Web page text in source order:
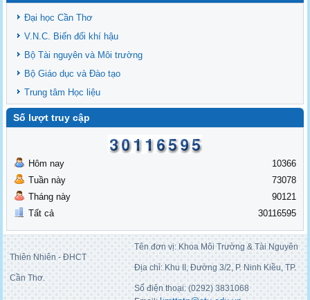
Đại học Cần Thơ
V.N.C. Biến đổi khí hậu
Bộ Tài nguyên và Môi trường
Bộ Giáo dục và Đào tạo
Trung tâm Học liệu
Số lượt truy cập
Hôm nay
Tuần này
Tháng này
Tất cả
10366
73078
90121
30116595
Tên đơn vị: Khoa Môi Trường & Tài Nguyên
Thiên Nhiên - ĐHCT
Địa chỉ: Khu II, Đường 3/2, P. Ninh Kiều, TP.
Cần Thơ.
Số điện thoại: (0292) 3831068